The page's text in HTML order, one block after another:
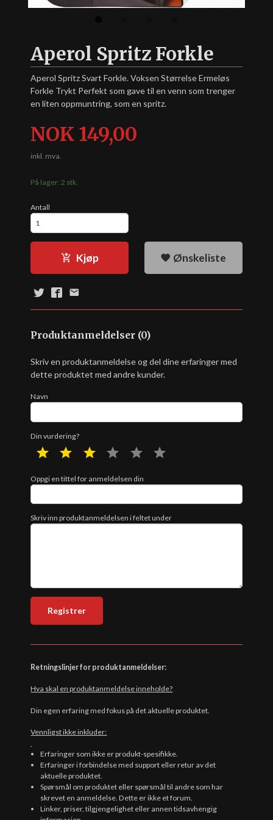
Aperol Spritz Forkle
Aperol Spritz Svart Forkle. Voksen Størrelse Ermeløs
Forkle Trykt Perfekt som gave til en venn som trenger
en liten oppmuntring, som en spritz.
Pris
NOK 149,00
inkl. mva.
På lager: 2 stk.
Antall
Kjøp Ønskeliste
Produktanmeldelser (0)
Skriv en produktanmeldelse og del dine erfaringer med
dette produktet med andre kunder.
Navn
Din vurdering?
1 star 2 star 3 star 4 star 5 star
Oppgi en tittel for anmeldelsen din
Skriv inn produktanmeldelsen i feltet under
Retningslinjer for produktanmeldelser:
Hva skal en produktanmeldelse inneholde?
Din egen erfaring med fokus på det aktuelle produktet.
Vennligst ikke inkluder:
Erfaringer som ikke er produkt-spesifikke.
Erfaringer i forbindelse med support eller retur av det
aktuelle produktet.
Spørsmål om produktet eller spørsmål til andre som har
skrevet en anmeldelse. Dette er ikke et forum.
Linker, priser, tilgjengelighet eller annen tidsavhengig